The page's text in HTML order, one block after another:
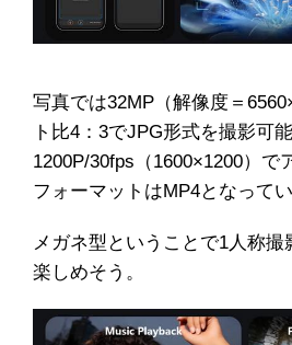
写真では32MP（解像度＝
ト比4：3でJPG形式を撮影可
1200P/30fps（1600×1200）で
フォーマットはMP4となってい
メガネ型ということで1人称撮
楽しめそう。